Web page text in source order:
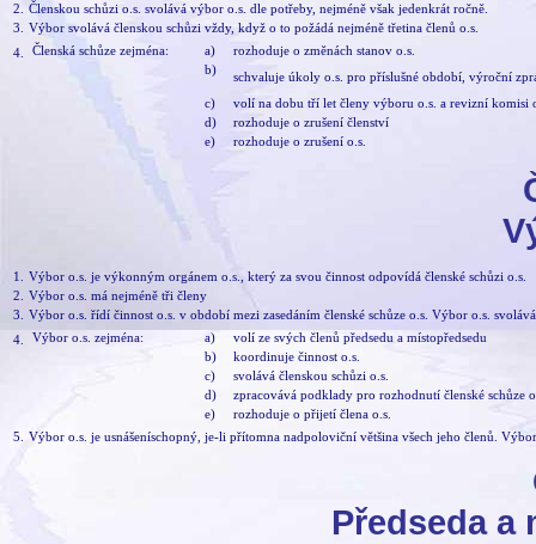
2.
Členskou schůzi o.s. svolává výbor o.s. dle potřeby, nejméně však jedenkrát ročně.
3.
Výbor svolává členskou schůzi vždy, když o to požádá nejméně třetina členů o.s.
4.
Členská schůze zejména: a)
rozhoduje o změnách stanov o.s.
b)
schvaluje úkoly o.s. pro příslušné období, výroční
c)
volí na dobu tří let členy výboru o.s. a revizní komisi
d)
rozhoduje o zrušení členství
e)
rozhoduje o zrušení o.s.
1.
Výbor o.s. je výkonným orgánem o.s., který za svou činnost odpovídá členské schůzi o.s.
2.
Výbor o.s. má nejméně tři členy
3.
Výbor o.s. řídí činnost o.s. v období mezi zasedáním členské schůze o.s. Výbor o.s.
4.
Výbor o.s. zejména: a)
volí ze svých členů předsedu a místopředsedu
b)
koordinuje činnost o.s.
c)
svolává členskou schůzi o.s.
d)
zpracovává podklady pro rozhodnutí členské schůze
e)
rozhoduje o přijetí člena o.s.
5.
Výbor o.s. je usnášeníschopný, je-li přítomna nadpoloviční většina všech jeho členů.
Předseda a